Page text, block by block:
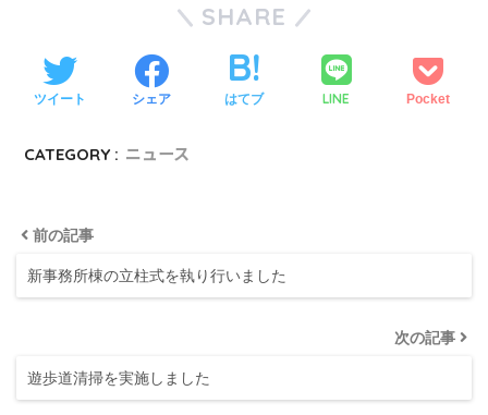
SHARE
ツイート シェア はてブ LINE Pocket
CATEGORY : ニュース
前の記事
新事務所棟の立柱式を執り行いました
次の記事
遊歩道清掃を実施しました